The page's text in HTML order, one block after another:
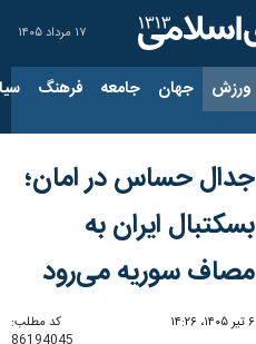
۱۷ مرداد ۱۴۰۵
ورزش جهان جامعه فرهنگ
جدال حساس در امان؛
بسکتبال ایران به
مصاف سوریه می‌رود
۶ تیر ۱۴۰۵، ۱۴:۲۶
کد مطلب: